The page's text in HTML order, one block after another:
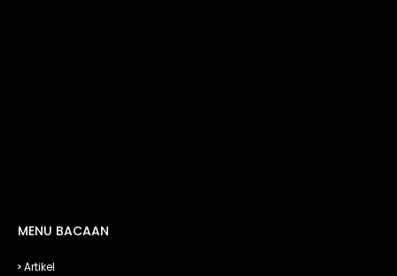
MENU BACAAN
Artikel